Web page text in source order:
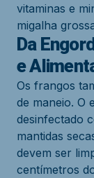
vitaminas e
migalha
Da
e
Os frangos
de maneio. O
desinfectado
mantidas
devem ser
centímetros